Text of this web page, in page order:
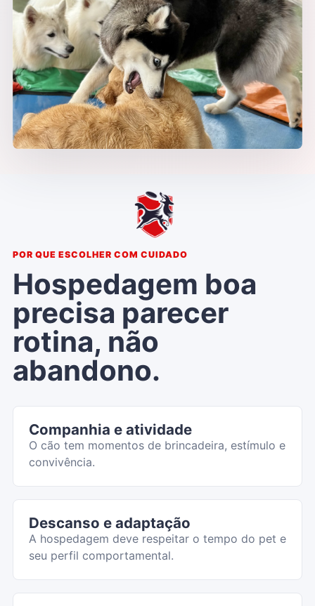
POR QUE ESCOLHER COM CUIDADO
Hospedagem boa
precisa parecer
rotina, não
abandono.
Companhia e atividade
O cão tem momentos de brincadeira, estímulo e
convivência.
Descanso e adaptação
A hospedagem deve respeitar o tempo do pet e
seu perfil comportamental.